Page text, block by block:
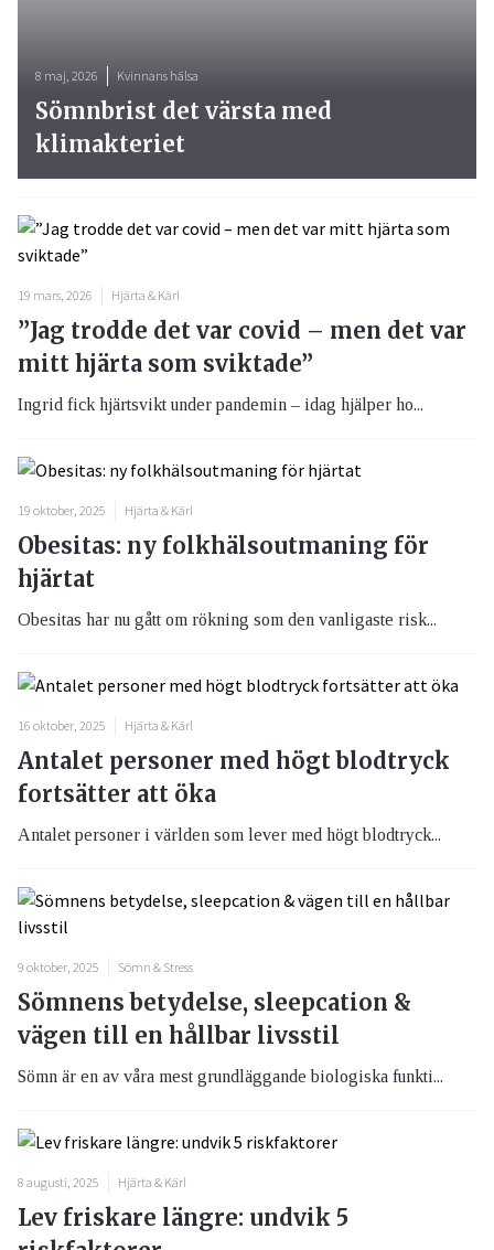
8 maj, 2026 Kvinnans hälsa
Sömnbrist det värsta med
klimakteriet
19 mars, 2026 Hjärta & Kärl
”Jag trodde det var covid – men det var
mitt hjärta som sviktade”
Ingrid fick hjärtsvikt under pandemin – idag hjälper ho...
19 oktober, 2025 Hjärta & Kärl
Obesitas: ny folkhälsoutmaning för
hjärtat
Obesitas har nu gått om rökning som den vanligaste risk...
16 oktober, 2025 Hjärta & Kärl
Antalet personer med högt blodtryck
fortsätter att öka
Antalet personer i världen som lever med högt blodtryck...
9 oktober, 2025 Sömn & Stress
Sömnens betydelse, sleepcation &
vägen till en hållbar livsstil
Sömn är en av våra mest grundläggande biologiska funkti...
8 augusti, 2025 Hjärta & Kärl
Lev friskare längre: undvik 5